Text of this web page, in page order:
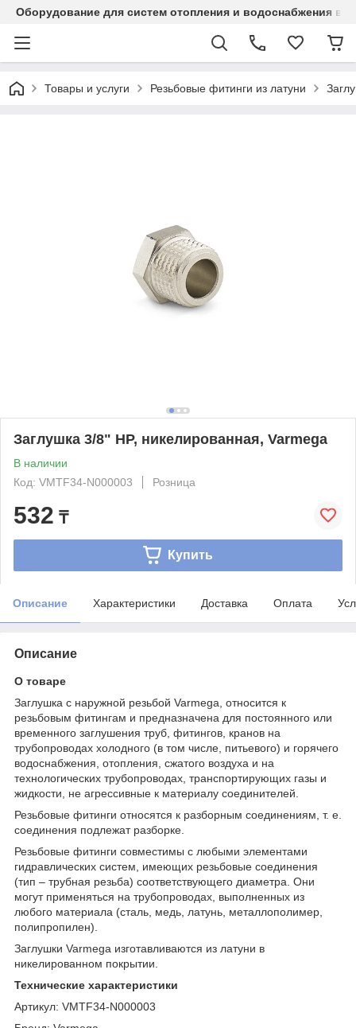
Оборудование для систем отопления и водоснабжения в
Товары и услуги Резьбовые фитинги из латуни
Заглушка 3/8" НР, никелированная, Varmega
В наличии
Код: VMTF34-N000003
Розница
532 ₸
Купить
Описание Характеристики Доставка Оплата
Описание
О товаре
Заглушка с наружной резьбой Varmega, относится к
резьбовым фитингам и предназначена для постоянного или
временного заглушения труб, фитингов, кранов на
трубопроводах холодного (в том числе, питьевого) и горячего
водоснабжения, отопления, сжатого воздуха и на
технологических трубопроводах, транспортирующих газы и
жидкости, не агрессивные к материалу соединителей.
Резьбовые фитинги относятся к разборным соединениям, т. е.
соединения подлежат разборке.
Резьбовые фитинги совместимы с любыми элементами
гидравлических систем, имеющих резьбовые соединения
(тип – трубная резьба) соответствующего диаметра. Они
могут применяться на трубопроводах, выполненных из
любого материала (сталь, медь, латунь, металлополимер,
полипропилен).
Заглушки Varmega изготавливаются из латуни в
никелированном покрытии.
Технические характеристики
Артикул: VMTF34-N000003